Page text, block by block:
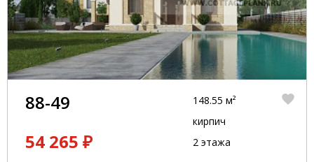
88-49
54 265 ₽
148.55 м²
кирпич
2 этажа